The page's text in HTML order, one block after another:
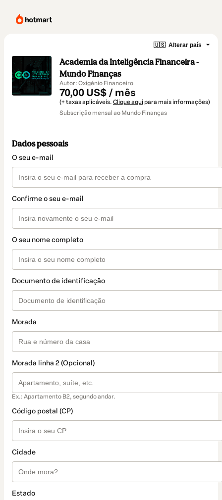
🇺🇸 Alterar país
Academia da Inteligência Financeira -
Mundo Finanças
Autor: Oxigénio Financeiro
70,00 US$ / mês
(+ taxas aplicáveis. Clique aqui para mais informações)
Subscrição mensal ao Mundo Finanças
Dados pessoais
O seu e-mail
Confirme o seu e-mail
O seu nome completo
Documento de identificação
Morada
Morada linha 2 (Opcional)
Ex.: Apartamento B2, segundo andar.
Código postal (CP)
Cidade
Estado